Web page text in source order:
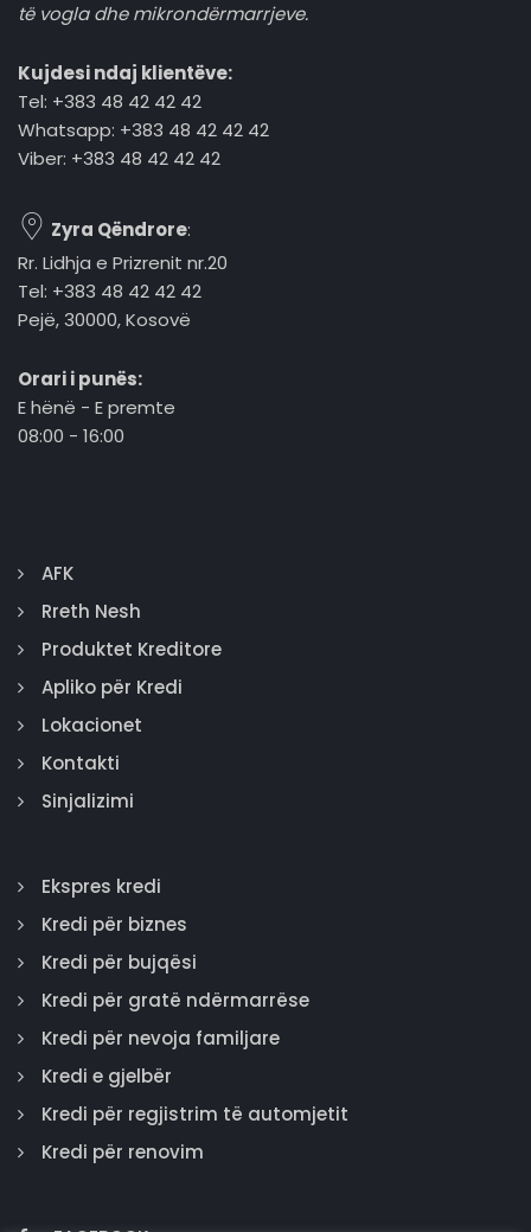
të vogla dhe mikrondërmarrjeve.
Kujdesi ndaj klientëve:
Tel: +383 48 42 42 42
Whatsapp: +383 48 42 42 42
Viber: +383 48 42 42 42
Zyra Qëndrore:
Rr. Lidhja e Prizrenit nr.20
Tel: +383 48 42 42 42
Pejë, 30000, Kosovë
Orari i punës:
E hënë - E premte
08:00 - 16:00
AFK
Rreth Nesh
Produktet Kreditore
Apliko për Kredi
Lokacionet
Kontakti
Sinjalizimi
Ekspres kredi
Kredi për biznes
Kredi për bujqësi
Kredi për gratë ndërmarrëse
Kredi për nevoja familjare
Kredi e gjelbër
Kredi për regjistrim të automjetit
Kredi për renovim